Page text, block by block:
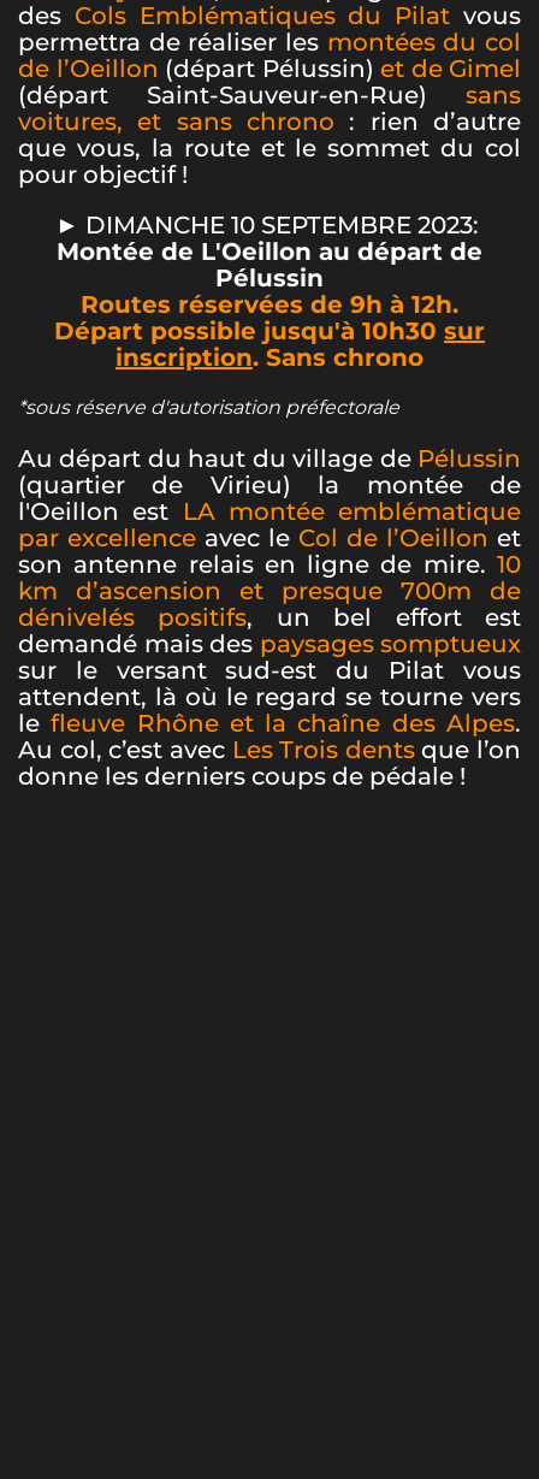
des Cols Emblématiques du Pilat vous
permettra de réaliser les montées du col
de l’Oeillon (départ Pélussin) et de Gimel
(départ Saint-Sauveur-en-Rue) sans
voitures, et sans chrono : rien d’autre
que vous, la route et le sommet du col
pour objectif !
► DIMANCHE 10 SEPTEMBRE 2023:
Montée de L'Oeillon au départ de
Pélussin
Routes réservées de 9h à 12h.
Départ possible jusqu'à 10h30 sur
inscription. Sans chrono
*sous réserve d'autorisation préfectorale
Au départ du haut du village de Pélussin
(quartier de Virieu) la montée de
l'Oeillon est LA montée emblématique
par excellence avec le Col de l’Oeillon et
son antenne relais en ligne de mire. 10
km d’ascension et presque 700m de
dénivelés positifs, un bel effort est
demandé mais des paysages somptueux
sur le versant sud-est du Pilat vous
attendent, là où le regard se tourne vers
lefleuve Rhône et la chaîne des Alpes.
Au col, c’est avec Les Trois dentsque l’on
donne les derniers coups de pédale !